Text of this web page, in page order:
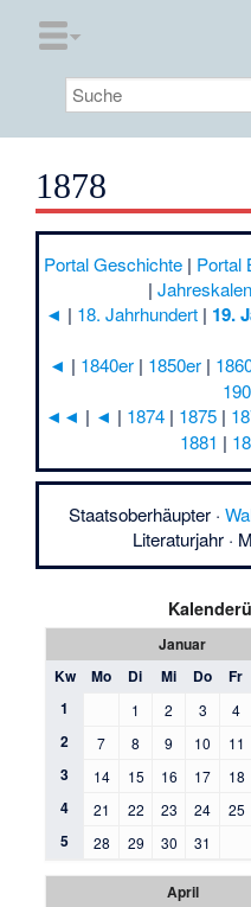
1878
Portal Geschichte | Portal
|
◄ | 18. Jahrhundert| 19.
◄ | 1840er | 1850er |
◄◄ | ◄ | 1874| 1875|
1881 |
Staatsoberhäupter·
Literaturjahr ·
Januar
Kw
Mo Di Mi Do Fr
1
1 2 3 4
2 7 8 9 10 11
3 14 15 16 17 18
4 21 22 23 24 25
5 28 29 30 31
April